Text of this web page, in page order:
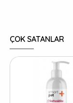
ÇOK SATANLAR